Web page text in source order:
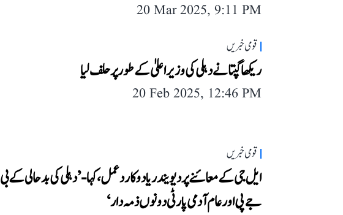
20 Mar 2025, 9:11 PM
قومی خبریں
ریکھا گپتا نے دہلی کی وزیر اعلیٰ کے طور پر حلف لیا
20 Feb 2025, 12:46 PM
قومی خبریں
ایل جی کے معائنے پر دیویندر یادو کا ردعمل، کہا- ’دہلی کی بدحالی کے بی
جے پی اور عام آدمی پارٹی دونوں ذمہ دار‘